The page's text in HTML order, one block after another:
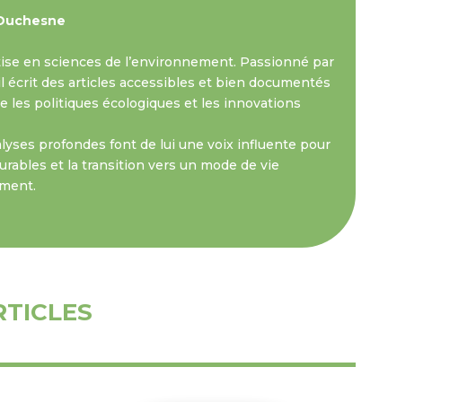
en sciences de l’environnement. Passionné par
écrit des articles accessibles et bien documentés
les politiques écologiques et les innovations
profondes font de lui une voix influente pour
et la transition vers un mode de vie